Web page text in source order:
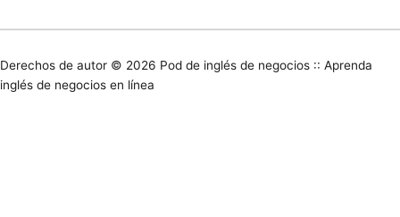
Derechos de autor © 2026 Pod de inglés de negocios :: Aprenda
inglés de negocios en línea